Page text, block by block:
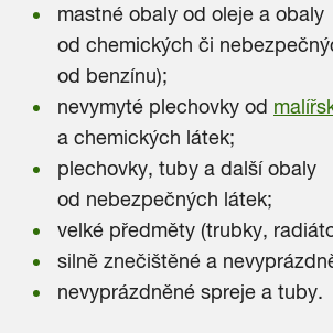
mastné obaly od oleje a obaly
od chemických či
od benzínu);
nevymyté plechovky od
a chemických látek;
plechovky, tuby a další obaly
od nebezpečných látek;
velké předměty (trubky,
silně znečištěné a
nevyprázdněné spreje a tuby.